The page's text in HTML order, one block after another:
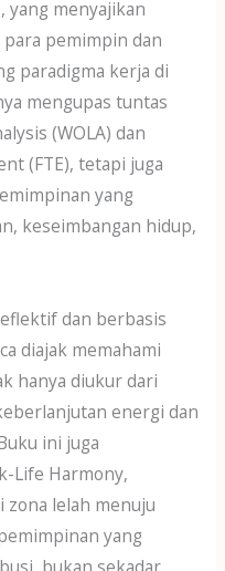
yang menyajikan
pemimpin dan
paradigma kerja di
mengupas tuntas
(WOLA) dan
(FTE), tetapi juga
yang
keseimbangan hidup,
dan berbasis
diajak memahami
hanya diukur dari
energi dan
ini juga
Life Harmony,
lelah menuju
yang
bukan sekadar